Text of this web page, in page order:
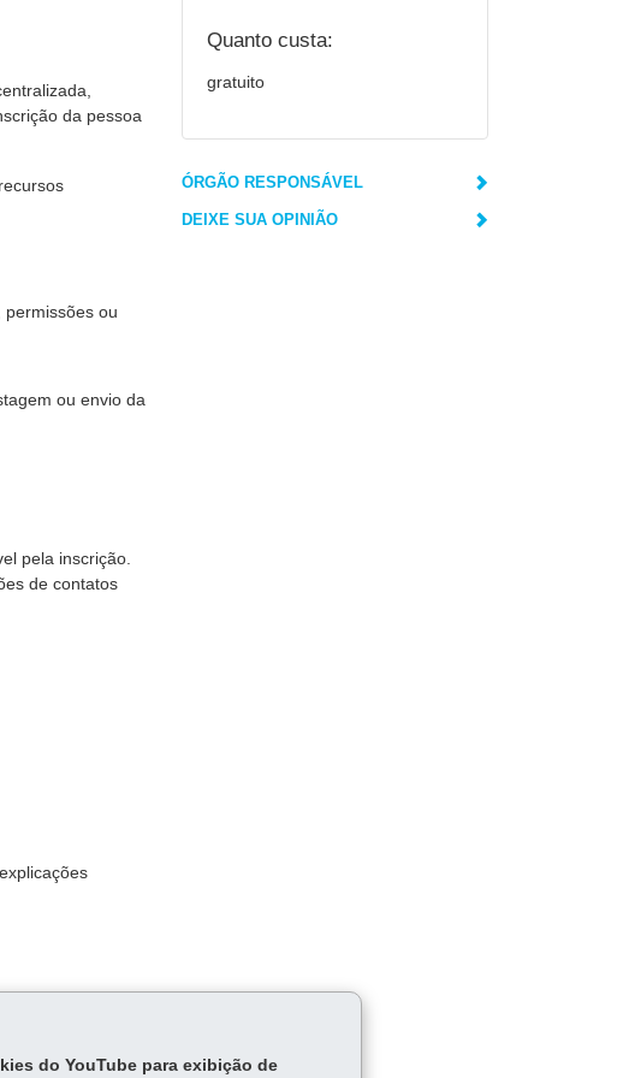
da pessoa
ou
ou envio da
pela inscrição.
de contatos
Quanto custa:
gratuito
ÓRGÃO RESPONSÁVEL
DEIXE SUA OPINIÃO
do YouTube para exibição de